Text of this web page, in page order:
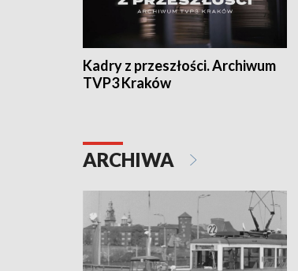
Kadry z przeszłości. Archiwum
TVP3 Kraków
ARCHIWA